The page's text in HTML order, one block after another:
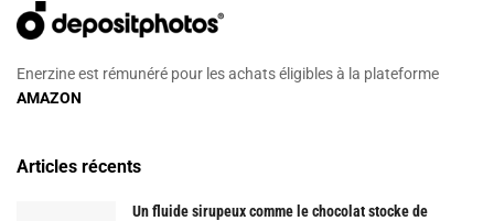
Enerzine est rémunéré pour les achats éligibles à la plateforme
AMAZON
Articles récents
Un fluide sirupeux comme le chocolat stocke de